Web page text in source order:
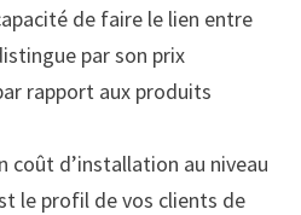
de faire le lien entre
par son prix
rapport aux produits
d’installation au niveau
le profil de vos clients de